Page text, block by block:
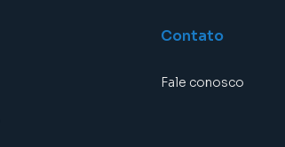
Contato
Fale conosco